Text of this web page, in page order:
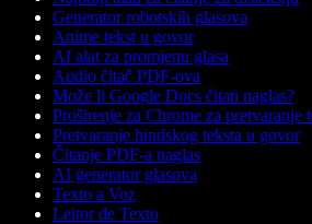
Generator robotskih glasova
Anime tekst u govor
AI alat za promjenu glasa
Audio čitač PDF-ova
Može li Google Docs čitati naglas?
Proširenje za Chrome za pretvaranje
Pretvaranje hindskog teksta u govor
Čitanje PDF-a naglas
AI generator glasova
Texto a Voz
Leitor de Texto